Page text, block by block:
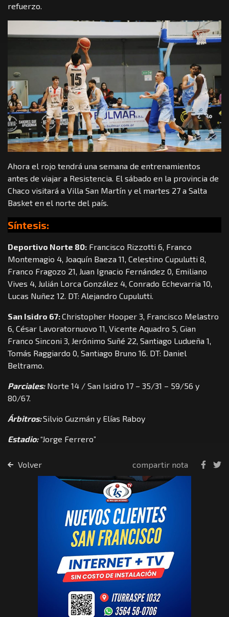
refuerzo.
Ahora el rojo tendrá una semana de entrenamientos
antes de viajar a Resistencia. El sábado en la provincia de
Chaco visitará a Villa San Martín y el martes 27 a Salta
Basket en el norte del país.
Síntesis:
Deportivo Norte 80: Francisco Rizzotti 6, Franco
Montemagio 4, Joaquín Baeza 11, Celestino Cupulutti 8,
Franco Fragozo 21, Juan Ignacio Fernández 0, Emiliano
Vives 4, Julián Lorca González 4, Conrado Echevarria 10,
Lucas Nuñez 12. DT: Alejandro Cupulutti.
San Isidro 67:Christopher Hooper 3, Francisco Melastro
6, César Lavoratornuovo 11, Vicente Aquadro 5, Gian
Franco Sinconi 3, Jerónimo Suñé 22, Santiago Ludueña 1,
Tomás Raggiardo 0, Santiago Bruno 16. DT: Daniel
Beltramo.
Parciales:Norte 14 / San Isidro 17 – 35/31 – 59/56 y
80/67.
Árbitros:Silvio Guzmán y Elías Raboy
Estadio:“Jorge Ferrero”
Volver compartir nota